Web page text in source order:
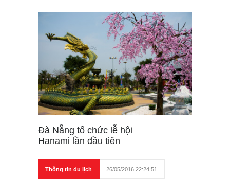
Đà Nẵng tổ chức lễ hội
Hanami lần đầu tiên
Thông tin du lịch 26/05/2016 22:24:51